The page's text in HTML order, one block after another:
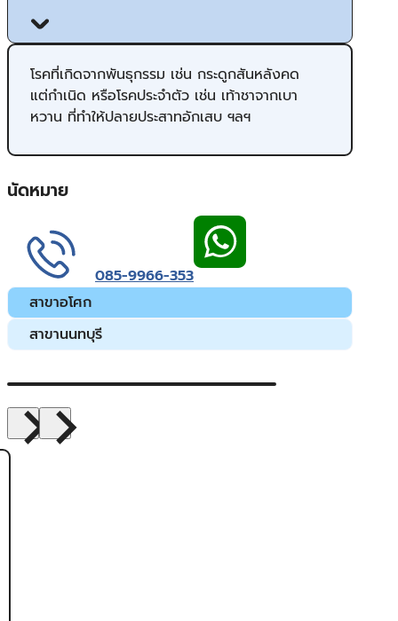
โรคที่เกิดจากพันธุกรรม เช่น กระดูกสันหลังคด
แต่กำเนิด หรือโรคประจำตัว เช่น เท้าชาจากเบา
หวาน ที่ทำให้ปลายประสาทอักเสบ ฯลฯ
นัดหมาย
085-9966-353
สาขาอโศก
สาขานนทบุรี